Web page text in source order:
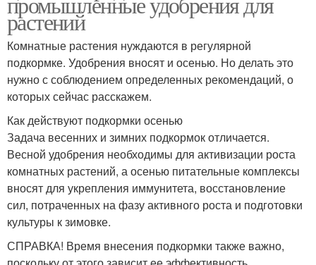
растений
Комнатные растения нуждаются в регулярной
подкормке. Удобрения вносят и осенью. Но делать это
нужно с соблюдением определенных рекомендаций, о
которых сейчас расскажем.
Как действуют подкормки осенью
Задача весенних и зимних подкормок отличается.
Весной удобрения необходимы для активизации роста
комнатных растений, а осенью питательные комплексы
вносят для укрепления иммунитета, восстановление
сил, потраченных на фазу активного роста и подготовки
культуры к зимовке.
СПРАВКА! Время внесения подкормки также важно,